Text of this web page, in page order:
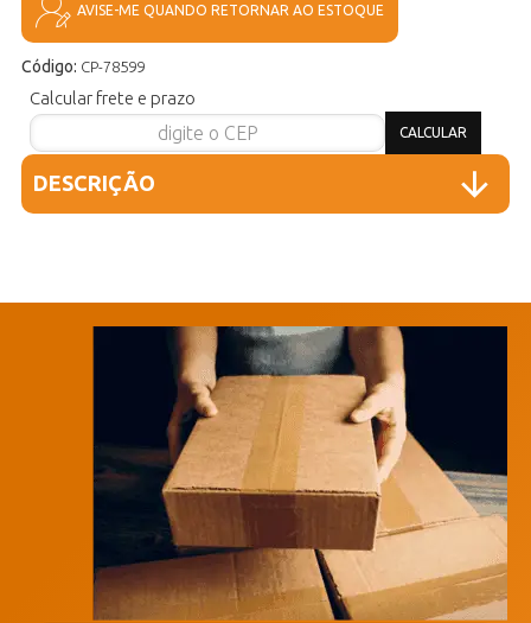
Código: CP-78599
AVISE-ME QUANDO RETORNAR AO ESTOQUE
Calcular frete e prazo
DESCRIÇÃO